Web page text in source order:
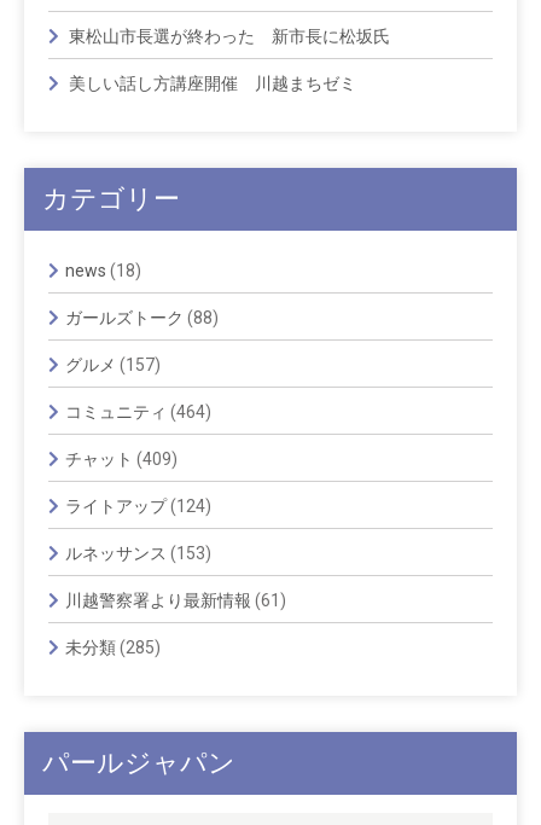
東松山市長選が終わった 新市長に松坂氏
美しい話し方講座開催 川越まちゼミ
カテゴリー
news (18)
ガールズトーク (88)
グルメ (157)
コミュニティ (464)
チャット (409)
ライトアップ(124)
ルネッサンス (153)
川越警察署より最新情報 (61)
未分類(285)
パールジャパン